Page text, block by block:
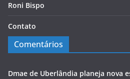
Roni Bispo
Contato
Comentários
Dmae de Uberlândia planeja nova